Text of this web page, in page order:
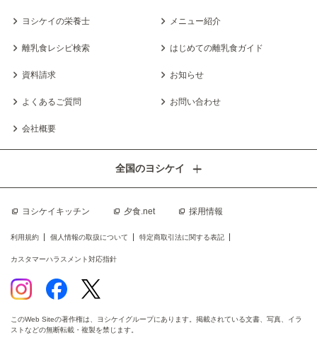
ヨシケイの栄養士 メニュー紹介
離乳食レシピ検索 はじめての離乳食ガイド
資料請求 お知らせ
よくあるご質問 お問い合わせ
会社概要
ヨシケイキッチン 夕食.net 採用情報
全国のヨシケイ
利用規約 個人情報の取扱について 特定商取引法に関する表記
カスタマーハラスメント対応指針
このWeb Siteの著作権は、ヨシケイグループにあります。掲載されている文書、写真、イラ
ストなどの無断転載・複製を禁じます。